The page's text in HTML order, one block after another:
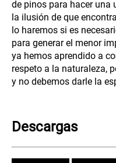
de pinos para hacer una
la ilusión de que
lo haremos si es
para generar el menor
ya hemos aprendido a
respeto a la naturaleza,
y no debemos darle la
Descargas